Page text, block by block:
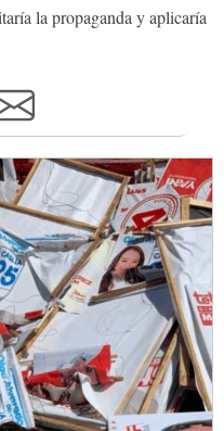
la propaganda y aplicaría